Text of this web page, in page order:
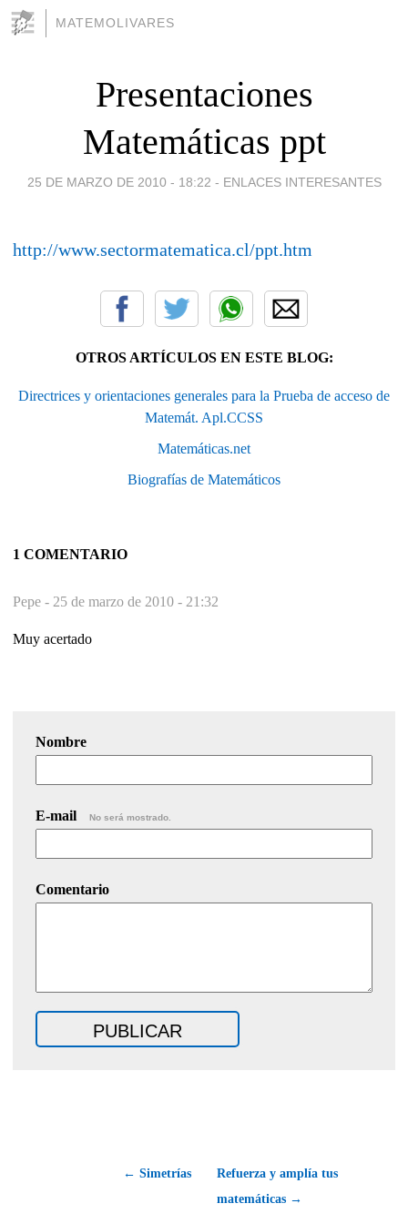
MATEMOLIVARES
Presentaciones
Matemáticas ppt
25 DE MARZO DE 2010 - 18:22 - ENLACES INTERESANTES
http://www.sectormatematica.cl/ppt.htm
OTROS ARTÍCULOS EN ESTE BLOG:
Directrices y orientaciones generales para la Prueba de acceso de
Matemát. Apl.CCSS
Matemáticas.net
Biografías de Matemáticos
1 COMENTARIO
Pepe - 25 de marzo de 2010 - 21:32
Muy acertado
Nombre
E-mail No será mostrado.
Comentario
← Simetrías
Refuerza y amplía tus
matemáticas →